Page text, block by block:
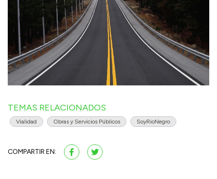
TEMAS RELACIONADOS
Vialidad Obras y Servicios Públicos SoyRioNegro
COMPARTIR EN: